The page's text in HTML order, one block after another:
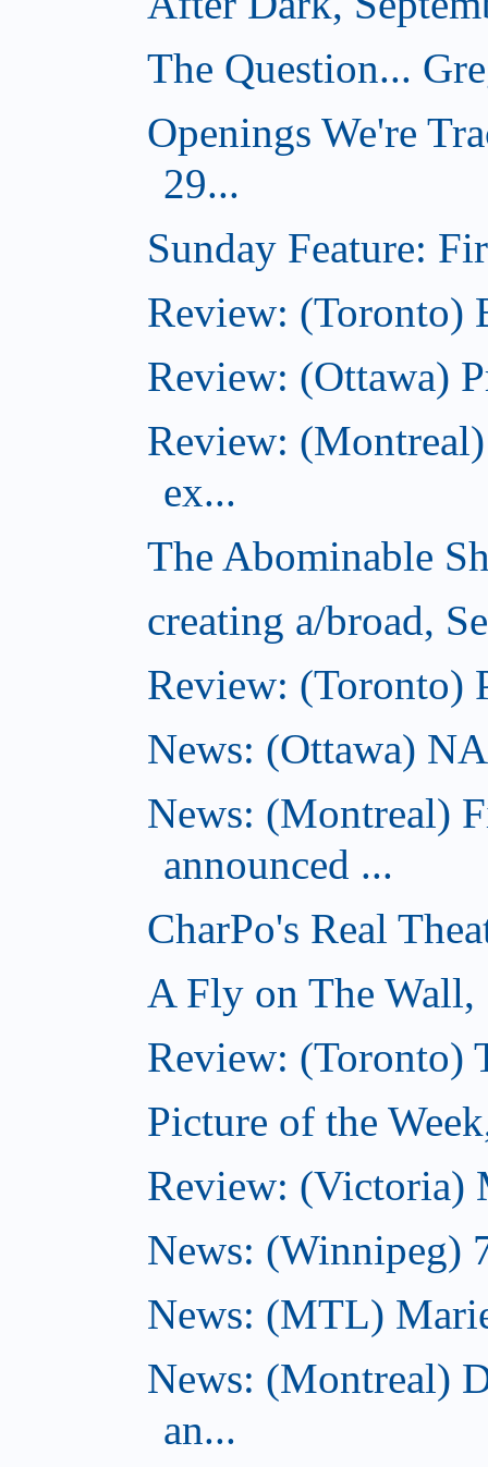
The Question...
Openings We're
29...
Sunday Feature:
Review: (Toronto)
Review: (Ottawa)
Review:
ex...
The Abominable
creating a/broad,
Review: (Toronto)
News: (Ottawa)
News: (Montreal)
announced ...
CharPo's Real
A Fly on The Wall,
Review: (Toronto)
Picture of the
Review: (Victoria)
News: (Winnipeg)
News: (MTL)
News: (Montreal)
an...